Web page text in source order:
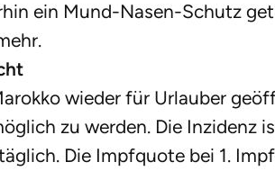
ein Mund-Nasen-Schutz
wieder für Urlauber
zu werden. Die Inzidenz
Die Impfquote bei 1.